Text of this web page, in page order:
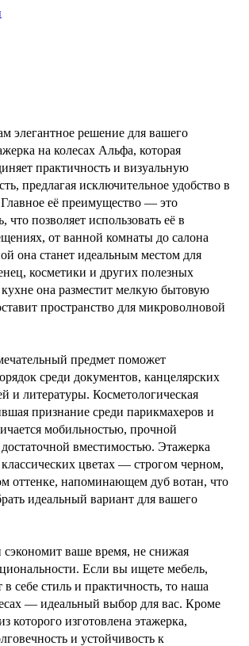
элегантное решение для вашего
на колесах Альфа, которая
практичность и визуальную
предлагая исключительное удобство в
её преимущество — это
что позволяет использовать её в
от ванной комнаты до салона
она станет идеальным местом для
косметики и других полезных
кухне она разместит мелкую бытовую
пространство для микроволновой
предмет поможет
среди документов, канцелярских
и литературы. Косметологическая
признание среди парикмахеров и
мобильностью, прочной
вместимостью. Этажерка
классических цветах — строгом черном,
оттенке, напоминающем дуб вотан, что
идеальный вариант для вашего
сэкономит ваше время, не снижая
Если вы ищете мебель,
в себе стиль и практичность, то наша
— идеальный выбор для вас. Кроме
которого изготовлена этажерка,
и устойчивость к